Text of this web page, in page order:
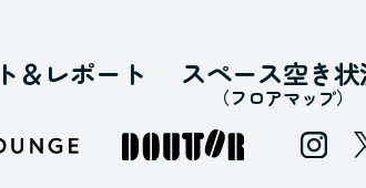
＆レポート スペース空き
（フロアマップ）